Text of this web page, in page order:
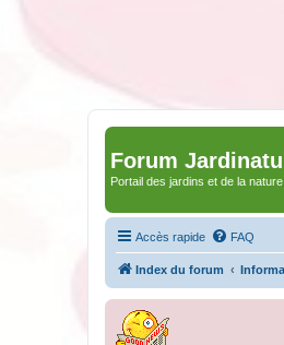
Forum
Portail des jardins et de la
Accès rapide FAQ
Index du forum